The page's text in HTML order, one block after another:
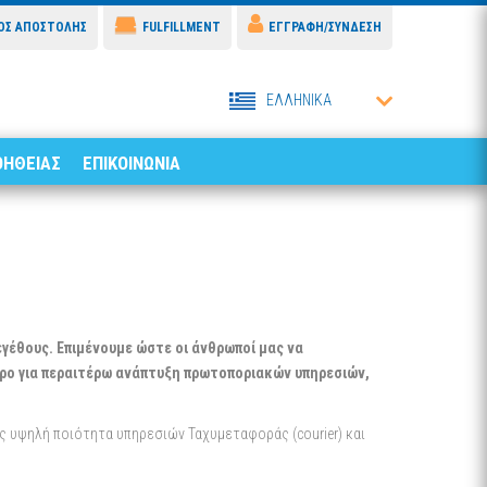
ΑΠΟΣΤΟΛΗΣ FULFILLMENT ΕΓΓΡΑΦΗ/ΣΥΝΔΕΣΗ
ΕΛΛΗΝΙΚΑ
ΕΠΙΚΟΙΝΩΝΙΑ
Επιμένουμε ώστε οι άνθρωποί μας να
για περαιτέρω ανάπτυξη πρωτοποριακών υπηρεσιών,
ποιότητα υπηρεσιών Ταχυμεταφοράς (courier) και